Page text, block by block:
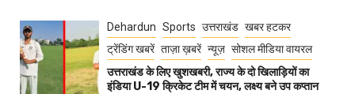
Dehardun Sports उत्तराखंड खबर हटकर
ट्रेंडिंग खबरें ताज़ा ख़बरें न्यूज़ सोशल मीडिया वायरल
उत्तराखंड के लिए खुशखबरी, राज्य के दो खिलाड़ियों का
इंडिया U-19 क्रिकेट टीम में चयन, लक्ष्य बने उप कप्तान